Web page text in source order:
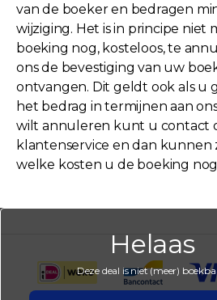
van de boeker en bedragen
wijziging. Het is in principe niet
boeking nog, kosteloos, te
ons de bevestiging van uw
ontvangen. Dit geldt ook als u
het bedrag in termijnen aan
wilt annuleren kunt u contact
klantenservice en dan kunnen
welke kosten u de boeking
Helaas
Deze deal is niet (meer)